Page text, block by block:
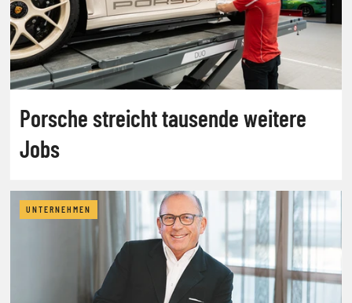
Porsche streicht tausende weitere
Jobs
UNTERNEHMEN